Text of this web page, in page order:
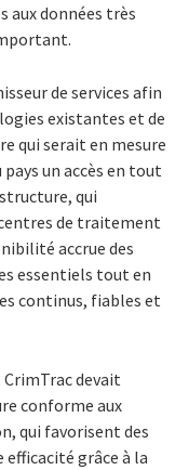
aux données très
de services afin
existantes et de
qui serait en mesure
un accès en tout
qui
de traitement
accrue des
essentiels tout en
continus, fiables et
devait
conforme aux
qui favorisent des
grâce à la